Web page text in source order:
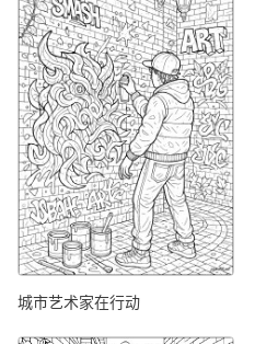
城市艺术家在行动